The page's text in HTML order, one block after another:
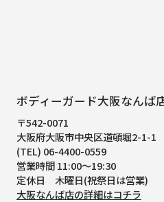
ボディーガード大阪なんば
〒542-0071
大阪府大阪市中央区道頓堀2-1-1
(TEL) 06-4400-0559
営業時間 11:00～19:30
定休日 木曜日(祝祭日は営業)
大阪なんば店の詳細はコチラ